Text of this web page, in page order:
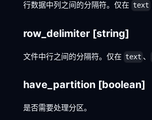
行数据中列之间的分隔符。仅在 text
row_delimiter [string]
文件中行之间的分隔符。仅在 text 、
have_partition [boolean]
是否需要处理分区。